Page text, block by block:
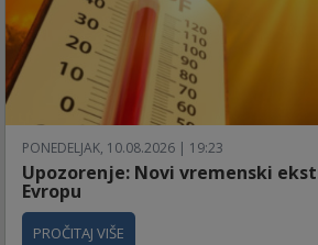
PONEDELJAK, 10.08.2026 | 19:23
Upozorenje: Novi vremenski
Evropu
PROČITAJ VIŠE